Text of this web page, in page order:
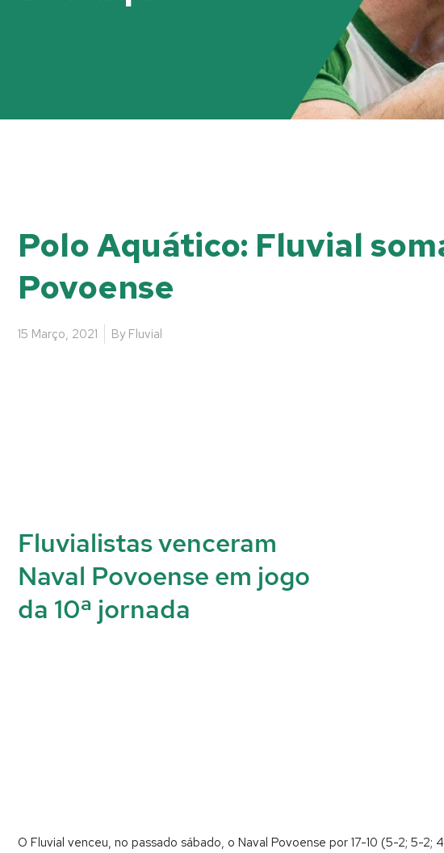
Polo Aquático: Fluvial
Povoense
15 Março, 2021 By Fluvial
Fluvialistas venceram
Naval Povoense em jogo
da 10ª jornada
O Fluvial venceu, no passado sábado, o Naval Povoense por 17-10 (5-2; 5-